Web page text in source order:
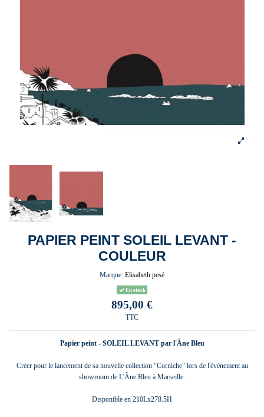
PAPIER PEINT SOLEIL LEVANT -
COULEUR
Marque: Elisabeth pesé
En stock
895,00 €
TTC
Papier peint - SOLEIL LEVANT par l'Âne Bleu
Créer pour le lancement de sa nouvelle collection "Corniche" lors de l'événement au
showroom de L'Âne Bleu à Marseille.
Disponible en 210Lx278.5H